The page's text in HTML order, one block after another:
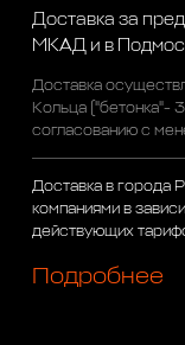
Доставка за
МКАД и в
Доставка
Кольца ("бетонка"-
согласованию с
Доставка в города
компаниями в
действующих
Подробнее